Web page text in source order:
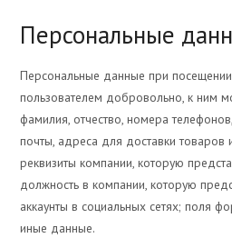
Персональные
Персональные данные при
пользователем добровольно, к ним
фамилия, отчество, номера
почты, адреса для доставки товаров
реквизиты компании, которую
должность в компании, которую
аккаунты в социальных сетях; поля
иные данные.